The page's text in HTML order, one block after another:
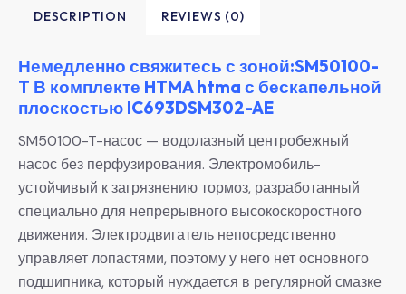
DESCRIPTION REVIEWS (0)
Немедленно свяжитесь с зоной:SM50100-
T В комплекте HTMA htma с бескапельной
плоскостью IC693DSM302-AE
SM50100-T-насос — водолазный центробежный
насос без перфузирования. Электромобиль-
устойчивый к загрязнению тормоз, разработанный
специально для непрерывного высокоскоростного
движения. Электродвигатель непосредственно
управляет лопастями, поэтому у него нет основного
подшипника, который нуждается в регулярной смазке